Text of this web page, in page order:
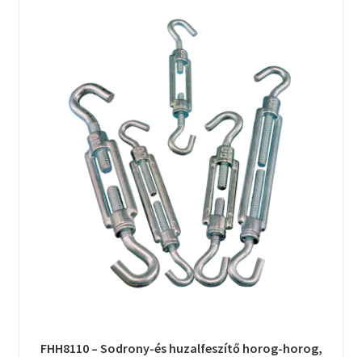
FHH8110 – Sodrony-és huzalfeszítő horog-horog,